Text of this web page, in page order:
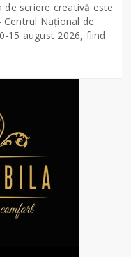
de scriere creativă este
Național de
15 august 2026, fiind